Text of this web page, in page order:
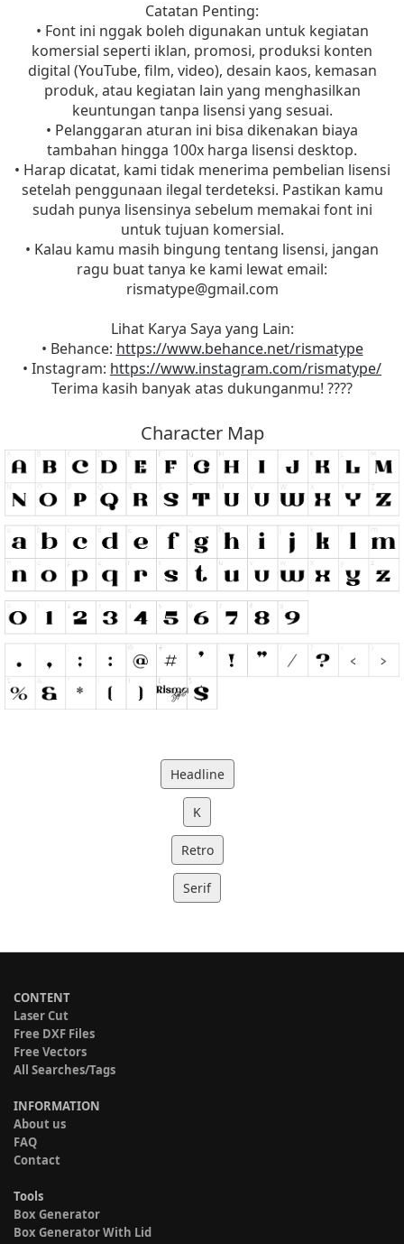
Catatan Penting:
• Font ini nggak boleh digunakan untuk kegiatan
komersial seperti iklan, promosi, produksi konten
digital (YouTube, film, video), desain kaos, kemasan
produk, atau kegiatan lain yang menghasilkan
keuntungan tanpa lisensi yang sesuai.
• Pelanggaran aturan ini bisa dikenakan biaya
tambahan hingga 100x harga lisensi desktop.
• Harap dicatat, kami tidak menerima pembelian lisensi
setelah penggunaan ilegal terdeteksi. Pastikan kamu
sudah punya lisensinya sebelum memakai font ini
untuk tujuan komersial.
• Kalau kamu masih bingung tentang lisensi, jangan
ragu buat tanya ke kami lewat email:
rismatype@gmail.com
Lihat Karya Saya yang Lain:
• Behance: https://www.behance.net/rismatype
• Instagram: https://www.instagram.com/rismatype/
Terima kasih banyak atas dukunganmu! ????
Character Map
Headline
K
Retro
Serif
CONTENT
Laser Cut
Free DXF Files
Free Vectors
All Searches/Tags
INFORMATION
About us
FAQ
Contact
Tools
Box Generator
Box Generator With Lid